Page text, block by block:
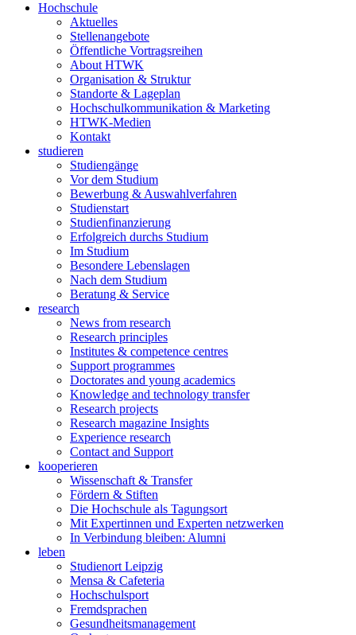
Hochschule
Aktuelles
Stellenangebote
Öffentliche Vortragsreihen
About HTWK
Organisation & Struktur
Standorte & Lageplan
Hochschulkommunikation & Marketing
HTWK-Medien
Kontakt
studieren
Studiengänge
Vor dem Studium
Bewerbung & Auswahlverfahren
Studienstart
Studienfinanzierung
Erfolgreich durchs Studium
Im Studium
Besondere Lebenslagen
Nach dem Studium
Beratung & Service
research
News from research
Research principles
Institutes & competence centres
Support programmes
Doctorates and young academics
Knowledge and technology transfer
Research projects
Research magazine Insights
Experience research
Contact and Support
kooperieren
Wissenschaft & Transfer
Fördern & Stiften
Die Hochschule als Tagungsort
Mit Expertinnen und Experten netzwerken
In Verbindung bleiben: Alumni
leben
Studienort Leipzig
Mensa & Cafeteria
Hochschulsport
Fremdsprachen
Gesundheitsmanagement